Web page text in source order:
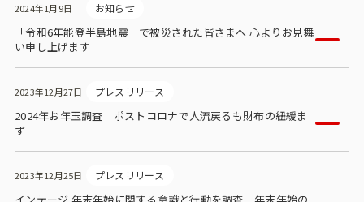
アンケートモニター
2024年1月9日 お知らせ
「令和6年能登半島地震」で被災された皆さまへ 心よりお見舞
い申し上げます
2023年12月27日 プレスリリース
2024年お年玉調査 ポストコロナで人流戻るも財布の紐緩ま
ず
2023年12月25日 プレスリリース